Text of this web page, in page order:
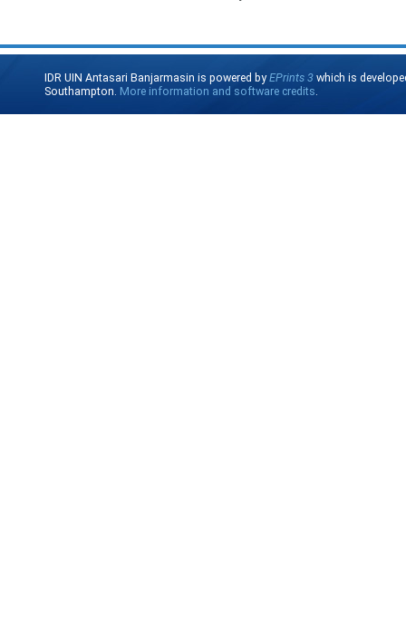
IDR UIN Antasari Banjarmasin is powered byEPrints 3 which is
Southampton. More information and software credits.